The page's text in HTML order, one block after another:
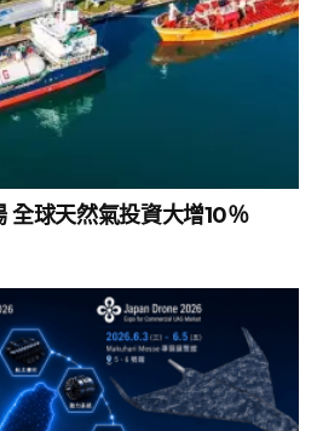
全球天然氣投資大增10％